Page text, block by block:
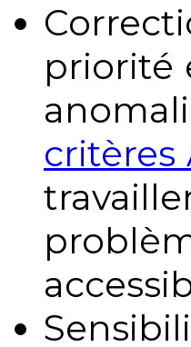
priorité
critères